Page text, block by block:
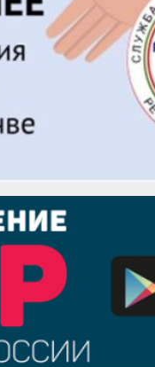
Гали Хасанов
1 сентября
Владислав Тома
Ильдар